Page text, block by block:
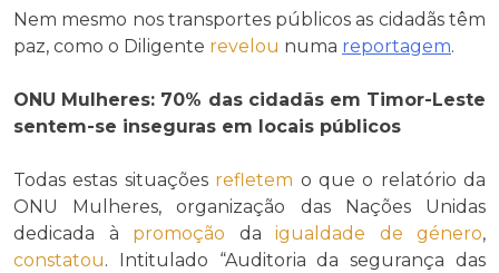
Nem mesmo nos transportes públicos as cidadãs têm
paz, como o Diligente revelou numa reportagem.
ONU Mulheres: 70% das cidadãs em Timor-Leste
sentem-se inseguras em locais públicos
Todas estas situações refletem o que o relatório da
ONU Mulheres, organização das Nações Unidas
dedicada à promoção da igualdade de género,
constatou. Intitulado “Auditoria da segurança das